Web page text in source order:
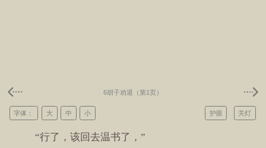
6胡子劝退（第1页）
关灯
护眼
字体： 大 中 小
“行了，该回去温书了，”